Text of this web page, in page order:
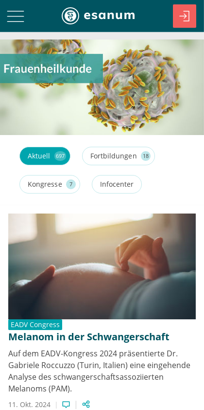
Aktuell 697 Fortbildungen 18
Kongresse 7 Infocenter
EADV Congress
Melanom in der Schwangerschaft
Auf dem EADV-Kongress 2024 präsentierte Dr.
Gabriele Roccuzzo (Turin, Italien) eine eingehende
Analyse des schwangerschaftsassoziierten
Melanoms (PAM).
11. Okt. 2024